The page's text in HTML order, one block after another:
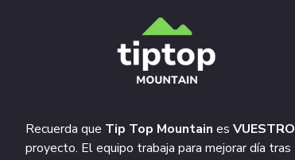
Recuerda que Tip Top Mountain es VUESTRO
proyecto. El equipo trabaja para mejorar día tras